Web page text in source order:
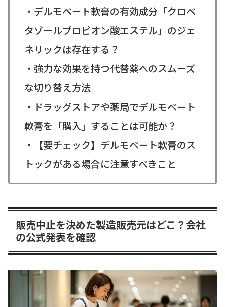
・デルモベート軟膏の有効成分「クロベ
タゾールプロピオン酸エステル」のジェ
ネリックは存在する？
・強力な効果を持つ代替薬へのスムーズ
な切り替え方法
・ドラッグストアや薬局でデルモベート
軟膏を「購入」することは可能か？
・【要チェック】デルモベート軟膏のス
トックがある場合に注意すべきこと
販売中止を決めた製造販売元はどこ？会社
の公式発表を確認